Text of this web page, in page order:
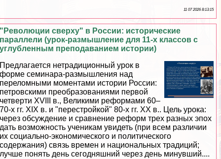
11 07 2026 8:13:15
"Революции сверху" в России: исторические
параллели (урок-размышление для 11-х классов с
углубленным преподаванием истории)
Предлагается нетрадиционный урок в
форме семинара-размышления над
переломными моментами истории России:
петровскими преобразованиями первой
четверти XVIII в., Великими реформами 60–
70-х гг. XIX в. и "перестройкой" 80-х гг. ХХ в.. Цель урока:
через обсуждение и сравнение реформ трех разных эпох
дать возможность ученикам увидеть (при всем различии
их социально-экономического и политического
содержания) связь времен и национальных традиций;
лучше понять день сегодняшний через день минувший....